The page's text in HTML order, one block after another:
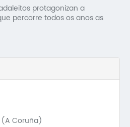
protagonizan a
percorre todos os anos as
Coruña)